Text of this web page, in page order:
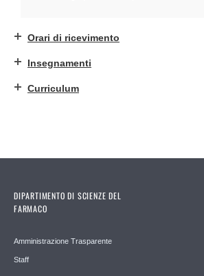
Orari di ricevimento
Insegnamenti
Curriculum
DIPARTIMENTO DI SCIENZE DEL
FARMACO
Amministrazione Trasparente
Staff